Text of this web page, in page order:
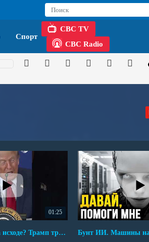
Спорт
CBC TV
CBC Radio
01:25
Арсенал США на исходе? Трамп требует объяснений